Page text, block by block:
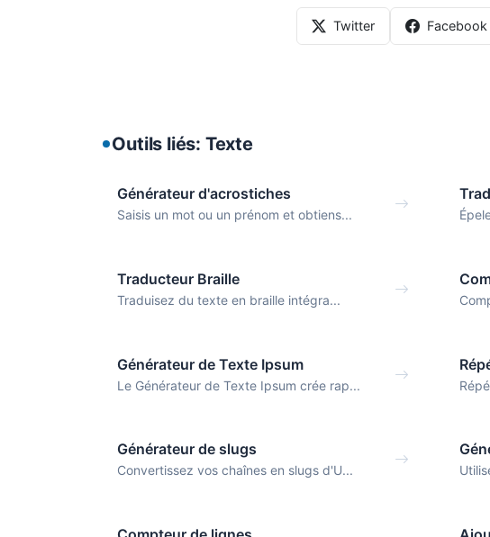
Twitter Facebook
Outils liés: Texte
Générateur d'acrostiches
Saisis un mot ou un prénom et obtiens...
Traducteur Braille
Traduisez du texte en braille intégra...
Générateur de Texte Ipsum
Le Générateur de Texte Ipsum crée rap...
Générateur de slugs
Convertissez vos chaînes en slugs d'U...